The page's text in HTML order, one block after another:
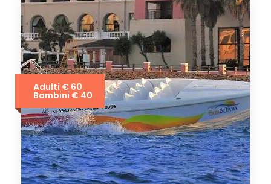
Adulti € 60
Bambini € 40